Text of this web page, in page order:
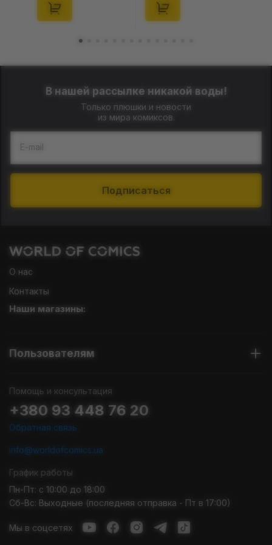
(29347)
(21372)
В нашей рассылке никакой воды!
Только плюшки и новости
из мира комиксов.
E-mail
Подписаться
О нас
Контакты
Наши магазины:
Пользователям
Помощь и консультация
+380 93 448 76 20
Обратная связь
info@worldofcomics.ua
График работы
Пн-Пт: с 10:00 до 18:00
Сб-Вс: Выходные (последняя отправка - Пт в 17:00)
Мы в соцсетях